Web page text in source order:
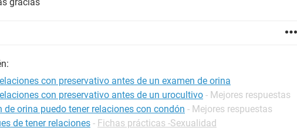
con preservativo antes de un examen de orina
con preservativo antes de un urocultivo - Mejores respuestas
de orina puedo tener relaciones con condón - Mejores respuestas
de tener relaciones - Fichas prácticas -Sexualidad